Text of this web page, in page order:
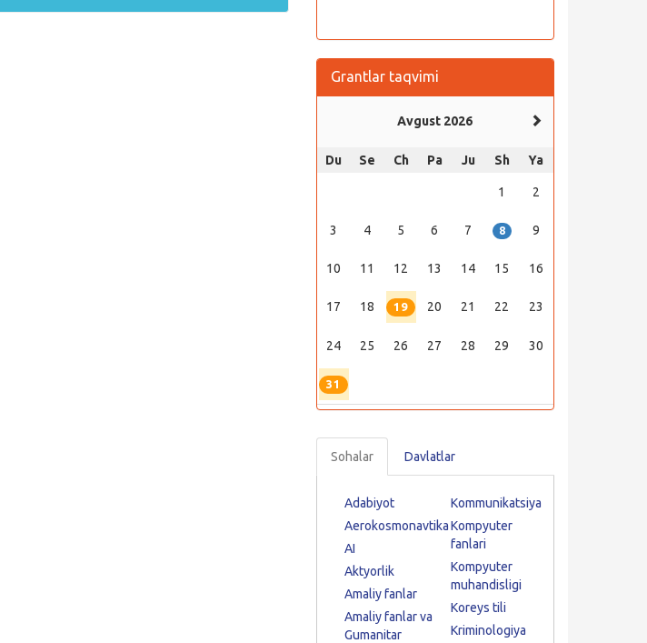
Grantlar taqvimi
Avgust 2026
Du Se Ch Pa Ju Sh Ya
1 2
3 4 5 6 7 8 9
10 11 12 13 14 15 16
17 18 19 20 21 22 23
24 25 26 27 28 29 30
31
Sohalar Davlatlar
Adabiyot
Aerokosmonavtika
AI
Aktyorlik
Amaliy fanlar
Amaliy fanlar va
Gumanitar
Kommunikatsiya
Kompyuter
fanlari
Kompyuter
muhandisligi
Koreys tili
Kriminologiya